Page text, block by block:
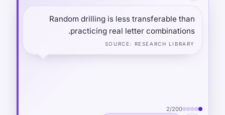
Random drilling is less transferable than
practicing real letter combinations.
SOURCE: RESEARCH LIBRARY
2/200